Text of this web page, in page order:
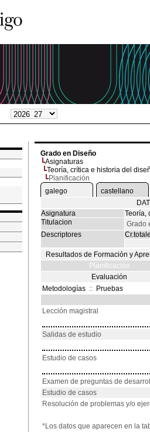
Grado en Diseño
Asignaturas
Teoría, crítica e historia del
Planificación
galego
castellano
Asignatura
Teoría,
Titulacion
Grado
Descriptores
Resultados de Formación y
Planificación
Evaluación
Metodologías :: Pruebas
Lección magistral
Salidas de estudio
Estudio de casos
Examen de preguntas de
Estudio de casos
Resolución de problemas y/o
*Los datos que aparecen en la